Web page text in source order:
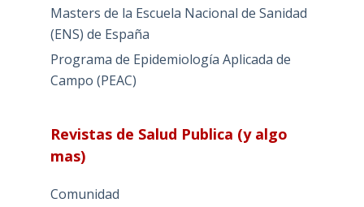
Masters de la Escuela Nacional de Sanidad
(ENS) de España
Programa de Epidemiología Aplicada de
Campo (PEAC)
Revistas de Salud Publica (y algo
mas)
Comunidad